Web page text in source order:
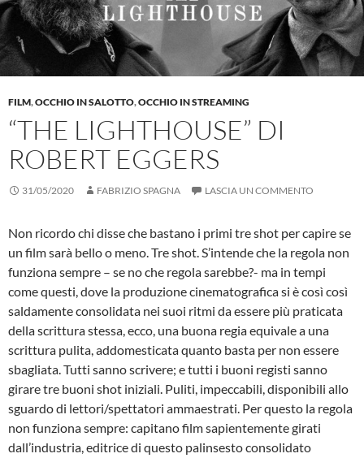
FILM,OCCHIO IN SALOTTO,OCCHIO IN STREAMING
“THE LIGHTHOUSE” DI
ROBERT EGGERS
31/05/2020 FABRIZIO SPAGNA LASCIA UN COMMENTO
Non ricordo chi disse che bastano i primi tre shot per capire se
un film sarà bello o meno. Tre shot. S’intende che la regola non
funziona sempre – se no che regola sarebbe?- ma in tempi
come questi, dove la produzione cinematografica si è così così
saldamente consolidata nei suoi ritmi da essere più praticata
della scrittura stessa, ecco, una buona regia equivale a una
scrittura pulita, addomesticata quanto basta per non essere
sbagliata. Tutti sanno scrivere; e tutti i buoni registi sanno
girare tre buoni shot iniziali. Puliti, impeccabili, disponibili allo
sguardo di lettori/spettatori ammaestrati. Per questo la regola
non funziona sempre: capitano film sapientemente girati
dall’industria, editrice di questo palinsesto consolidato